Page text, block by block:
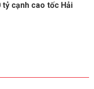
tỷ cạnh cao tốc Hải